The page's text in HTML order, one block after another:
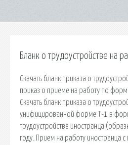
Бланк о трудоустройстве на
Скачать бланк приказа о
приказ о приеме на работу по
Скачать бланк приказа о
унифицированной форме Т-1 в
трудоустройстве иностранца
году. Прием на работу иностранца с